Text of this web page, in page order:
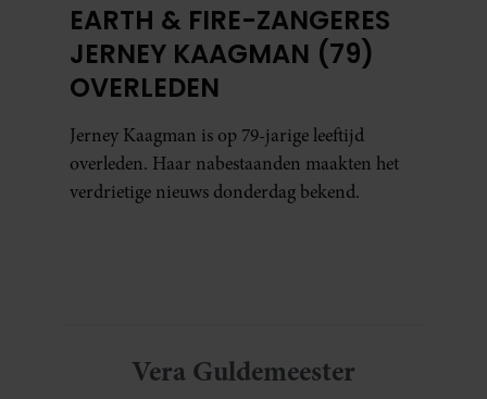
EARTH & FIRE-ZANGERES
JERNEY KAAGMAN (79)
OVERLEDEN
Jerney Kaagman is op 79-jarige leeftijd
overleden. Haar nabestaanden maakten het
verdrietige nieuws donderdag bekend.
Vera Guldemeester